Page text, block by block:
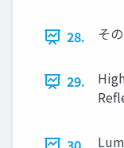
28. そ
29.